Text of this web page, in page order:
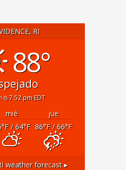
RI
88°
7:52 pm EDT
mié
jue
°F/ 64°F 86°F/ 66°F
weather forecast ▸